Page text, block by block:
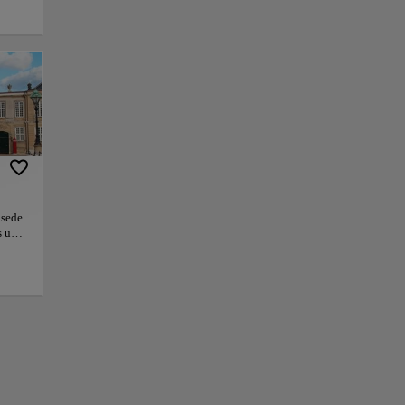
una
el
del mundo.
real. Todos
hasta
en el siglo
el Palacio de
V de 1771.